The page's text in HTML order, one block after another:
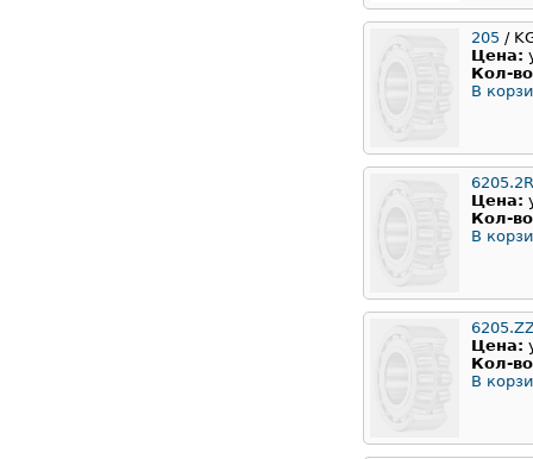
205 /
Цена:
Кол-
В
Цена:
Кол-
В
Цена:
Кол-
В